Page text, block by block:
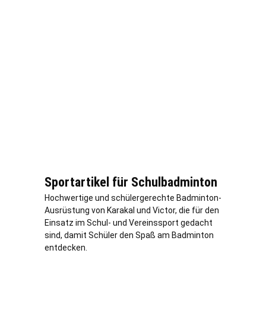
Sportartikel für Schulbadminton
Hochwertige und schülergerechte Badminton-
Ausrüstung von Karakal und Victor, die für den
Einsatz im Schul- und Vereinssport gedacht
sind, damit Schüler den Spaß am Badminton
entdecken.